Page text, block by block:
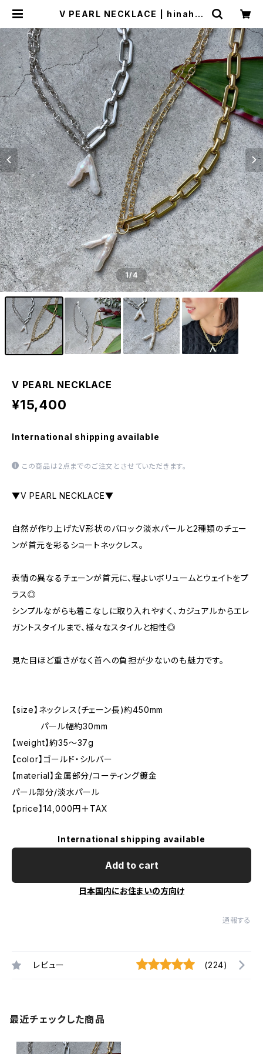
V PEARL NECKLACE | hinahin
1/4
V PEARL NECKLACE
¥15,400
International shipping available
この商品は2点までのご注文とさせていただきます。
▼V PEARL NECKLACE▼
自然が作り上げたV形状のバロック淡水パールと2種類のチェー
ンが首元を彩るショートネックレス。
表情の異なるチェーンが首元に、程よいボリュームとウェイトをプ
ラス◎
シンプルながらも着こなしに取り入れやすく、カジュアルからエレ
ガントスタイルまで、様々なスタイルと相性◎
見た目ほど重さがなく首への負担が少ないのも魅力です。
【size】ネックレス(チェーン長)約450mm
パール幅約30mm
【weight】約35～37g
【color】ゴールド・シルバー
【material】金属部分/コーティング鍍金
パール部分/淡水パール
【price】14,000円＋TAX
International shipping available
Add to cart
日本国内にお住まいの方向け
通報する
レビュー (224)
最近チェックした商品